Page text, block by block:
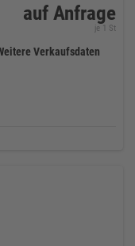
auf Anfrage
je 1 St
Verkaufsdaten